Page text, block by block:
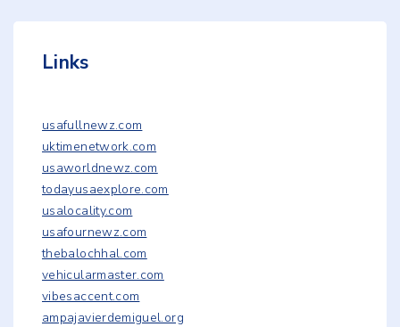
Links
usafullnewz.com
uktimenetwork.com
usaworldnewz.com
todayusaexplore.com
usalocality.com
usafournewz.com
thebalochhal.com
vehicularmaster.com
vibesaccent.com
ampajavierdemiguel.org